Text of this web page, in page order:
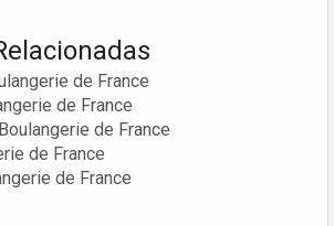
de France
de France
de France
de France
de France